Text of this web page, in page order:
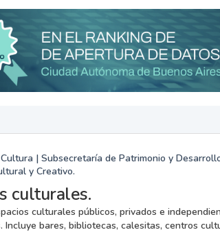
| Subsecretaría de Patrimonio y
y Creativo.
culturales.
culturales públicos, privados e
Incluye bares, bibliotecas, calesitas, centros